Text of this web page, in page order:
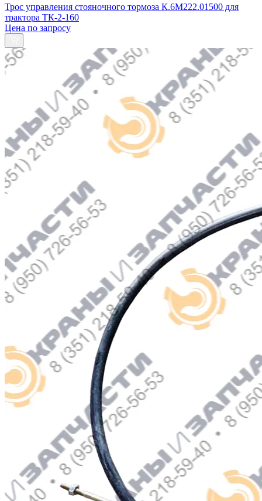
Трос управления стояночного тормоза К.6М222.01500 для
трактора ТК-2-160
Цена по запросу